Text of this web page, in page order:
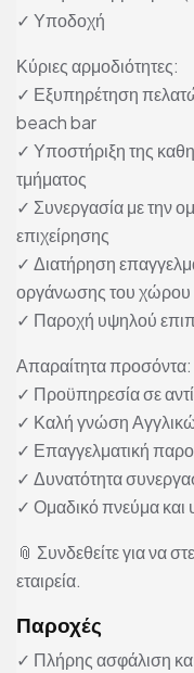
✓ Υποδοχή
Κύριες αρμοδιότητες:
✓ Εξυπηρέτηση
beach bar
✓ Υποστήριξη της
τμήματος
✓ Συνεργασία με την
επιχείρησης
✓ Διατήρηση
οργάνωσης του χώρου
✓ Παροχή υψηλού
Απαραίτητα προσόντα:
✓ Προϋπηρεσία σε
✓ Καλή γνώση
✓ Επαγγελματική
✓ Δυνατότητα
✓ Ομαδικό πνεύμα και
📎 Συνδεθείτε για να
εταιρεία.
Παροχές
✓ Πλήρης ασφάλιση